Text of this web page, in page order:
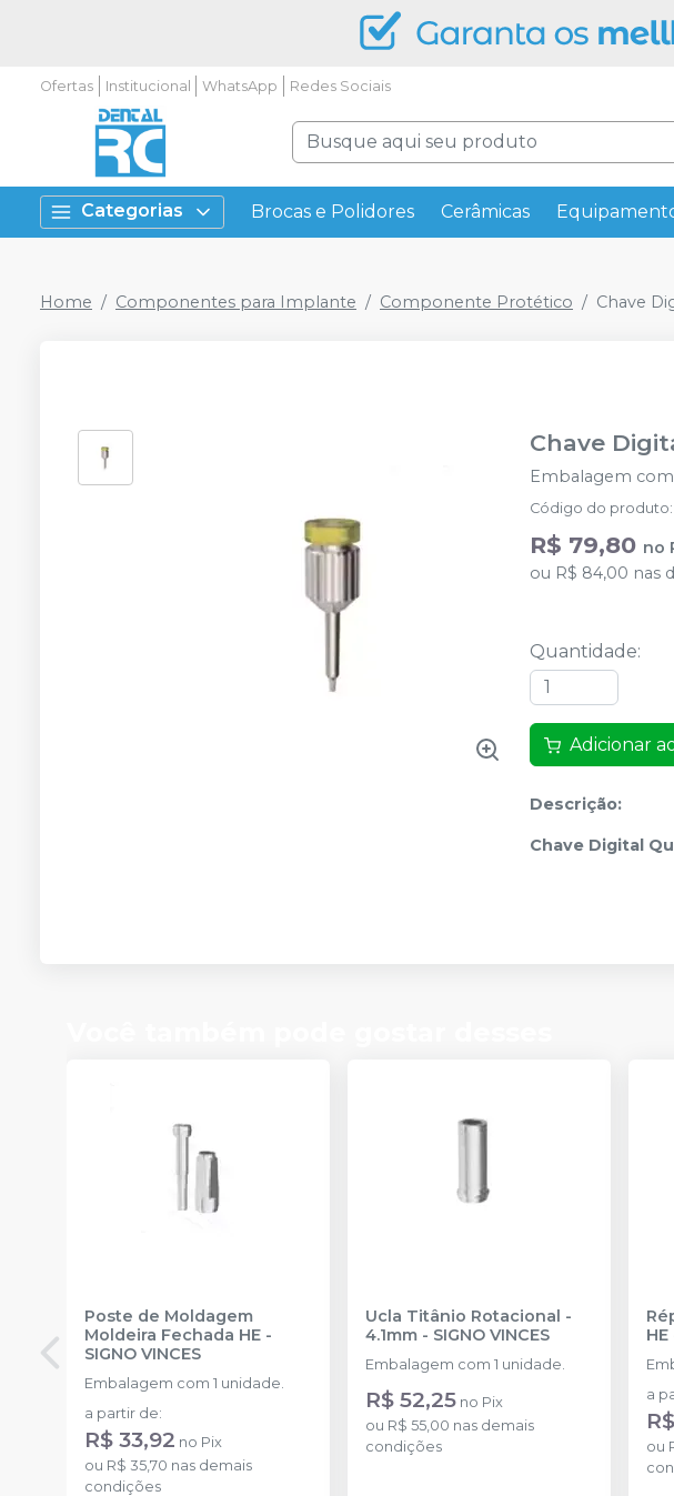
Ofertas Institucional WhatsApp Redes Sociais
Categorias Brocas e Polidores Cerâmicas
Home Componentes para Implante Componente Protético Chave
Chave
Embalagem com
Código do produto
R$ 79,80 no
ou R$ 84,00 nas
Quantidade:
Adicionar
Descrição:
Chave Digital
Poste de Moldagem
Moldeira Fechada HE -
SIGNO VINCES
Embalagem com 1 unidade.
a partir de:
R$ 33,92 no Pix
ou R$ 35,70 nas demais
condições
Ucla Titânio Rotacional -
4.1mm - SIGNO VINCES
Embalagem com 1 unidade.
R$ 52,25 no Pix
ou R$ 55,00 nas demais
condições
HE
a
ou